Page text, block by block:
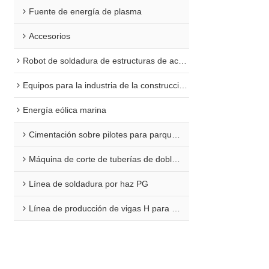
Fuente de energía de plasma
Accesorios
Robot de soldadura de estructuras de acero
Equipos para la industria de la construcción naval
Energía eólica marina
Cimentación sobre pilotes para parques eólicos marinos
Máquina de corte de tuberías de doble extremo para plataformas marinas
Línea de soldadura por haz PG
Línea de producción de vigas H para aplicaciones marinas